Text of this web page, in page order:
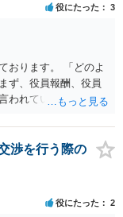
役にたった 3
おります。 「どのよ
ず、役員報酬、役員
われています。また
があります。 慰謝料
ないと述べる裁判例
があるところです
どの別の法律構成で
うに、法律構成の工
、あなたのケースで
渉を行う際の
役にたった 2